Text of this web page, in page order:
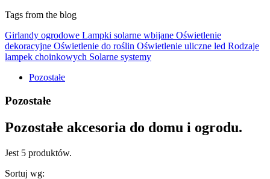
Tags from the blog
Girlandy ogrodowe Lampki solarne wbijane Oświetlenie
dekoracyjne Oświetlenie do roślin Oświetlenie uliczne led Rodzaje
lampek choinkowych Solarne systemy
Pozostałe
Pozostałe
Pozostałe akcesoria do domu i ogrodu.
Jest 5 produktów.
Sortuj wg: